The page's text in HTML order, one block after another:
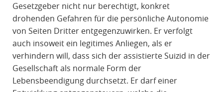
Gesetzgeber nicht nur berechtigt, konkret
drohenden Gefahren für die persönliche Autonomie
von Seiten Dritter entgegenzuwirken. Er verfolgt
auch insoweit ein legitimes Anliegen, als er
verhindern will, dass sich der assistierte Suizid in der
Gesellschaft als normale Form der
Lebensbeendigung durchsetzt. Er darf einer